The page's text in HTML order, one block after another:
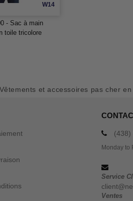
W14
- Sac à main
toile tricolore
Vêtements et accessoires pas cher en
(438)
Monday to
Service
Ventes